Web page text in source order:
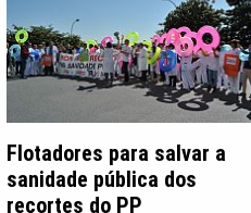
Flotadores para salvar a
sanidade pública dos
recortes do PP